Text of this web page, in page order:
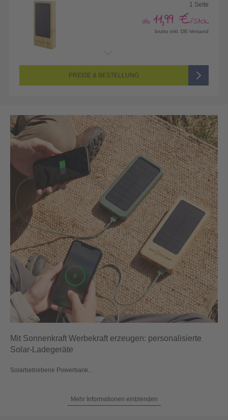
1 Seite
ab 11,99 €/Stck.
brutto inkl. DE-Versand
Seitenanzahl: 1-seitig (Vorderseite graviert, Rückseite nicht graviert)
Einseitig graviert
PREISE & BESTELLUNG
Mit Sonnenkraft Werbekraft erzeugen: personalisierte
Solar-Ladegeräte
Solarbetriebene Powerbank...
Mehr Informationen einblenden